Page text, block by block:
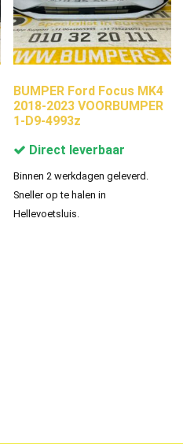
BUMPER Ford Focus MK4
2018-2023 VOORBUMPER
1-D9-4993z
Direct leverbaar
Binnen 2 werkdagen geleverd.
Sneller op te halen in
Hellevoetsluis.